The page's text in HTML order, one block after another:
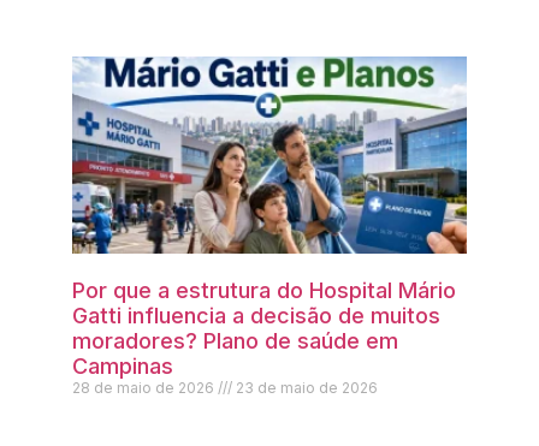
Por que a estrutura do Hospital Mário
Gatti influencia a decisão de muitos
moradores? Plano de saúde em
Campinas
28 de maio de 2026 23 de maio de 2026